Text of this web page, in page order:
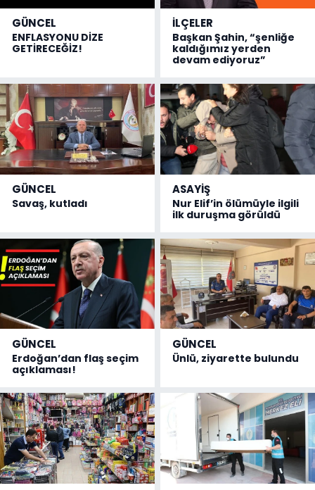
GÜNCEL
ENFLASYONU DİZE
GETİRECEĞİZ!
İLÇELER
Başkan Şahin, “şenliğe
kaldığımız yerden
devam ediyoruz”
GÜNCEL
Savaş, kutladı
ASAYİŞ
Nur Elif’in ölümüyle ilgili
ilk duruşma görüldü
GÜNCEL
Erdoğan’dan flaş seçim
açıklaması!
GÜNCEL
Ünlü, ziyarette bulundu